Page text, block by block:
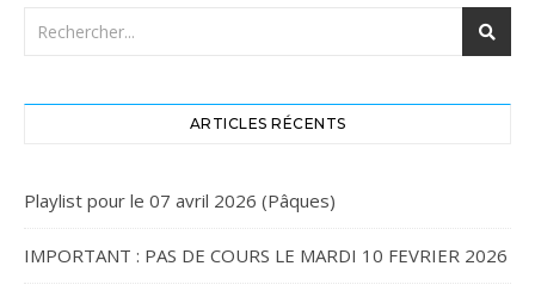
ARTICLES RÉCENTS
Playlist pour le 07 avril 2026 (Pâques)
IMPORTANT : PAS DE COURS LE MARDI 10 FEVRIER 2026